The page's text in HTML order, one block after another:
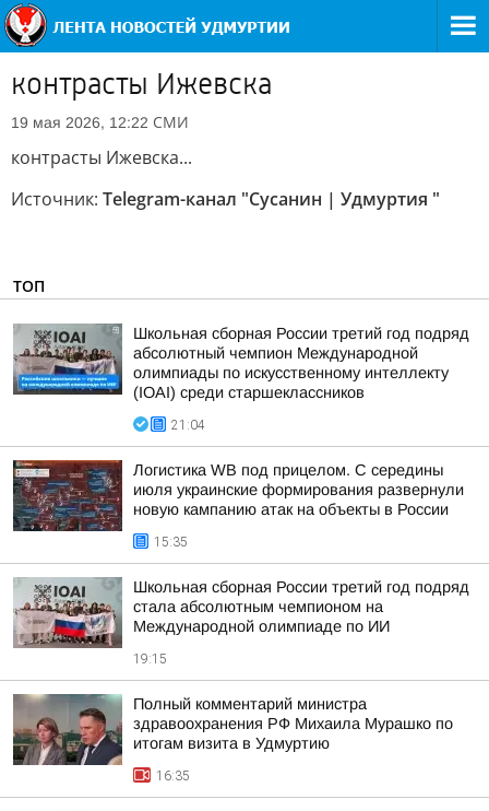
контрасты Ижевска
19 мая 2026, 12:22 СМИ
контрасты Ижевска...
Источник: Telegram-канал "Сусанин | Удмуртия "
ТОП
Школьная сборная России третий год подряд
абсолютный чемпион Международной
олимпиады по искусственному интеллекту
(IOAI) среди старшеклассников
21:04
Логистика WB под прицелом. С середины
июля украинские формирования развернули
новую кампанию атак на объекты в России
15:35
Школьная сборная России третий год подряд
стала абсолютным чемпионом на
Международной олимпиаде по ИИ
19:15
Полный комментарий министра
здравоохранения РФ Михаила Мурашко по
итогам визита в Удмуртию
16:35